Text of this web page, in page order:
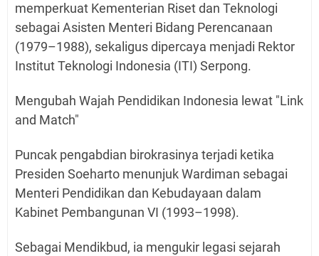
memperkuat Kementerian Riset dan Teknologi
sebagai Asisten Menteri Bidang Perencanaan
(1979–1988), sekaligus dipercaya menjadi Rektor
Institut Teknologi Indonesia (ITI) Serpong.
Mengubah Wajah Pendidikan Indonesia lewat "Link
and Match"
Puncak pengabdian birokrasinya terjadi ketika
Presiden Soeharto menunjuk Wardiman sebagai
Menteri Pendidikan dan Kebudayaan dalam
Kabinet Pembangunan VI (1993–1998).
Sebagai Mendikbud, ia mengukir legasi sejarah